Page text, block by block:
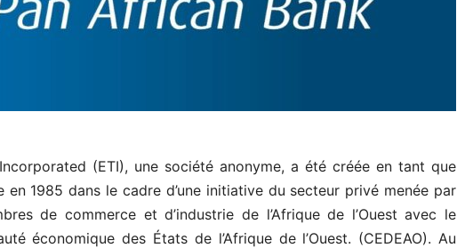
(ETI), une société anonyme, a été créée en tant que
en 1985 dans le cadre d’une initiative du secteur privé menée par
de commerce et d’industrie de l’Afrique de l’Ouest avec le
économique des États de l’Afrique de l’Ouest. (CEDEAO). Au